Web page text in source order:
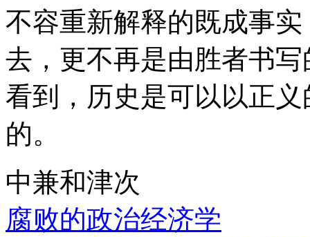
不容重新解释的既成事
去，更不再是由胜者书
看到，历史是可以以正
的。
中兼和津次
腐败的政治经济学